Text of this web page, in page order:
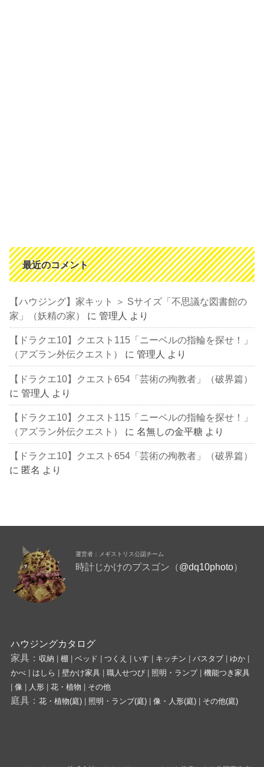
最近のコメント
【ハウジング】家キット ＞ Sサイズ「不思議な図書館の
家」（妖精の家）
に管理人 より
【ドラクエ10】クエスト115「ニーベルの指輪を探せ！」
（アズラン外伝クエスト）
に管理人 より
【ドラクエ10】クエスト654「芸術の殉教者」（破界篇）
に管理人 より
【ドラクエ10】クエスト115「ニーベルの指輪を探せ！」
（アズラン外伝クエスト）
に名無しの金平糖 より
【ドラクエ10】クエスト654「芸術の殉教者」（破界篇）
に 匿名 より
運営者：メギストリス公認チーム
時計じかけのプスゴン（@dq10photo）
ハウジングカタログ
家具： 収納 棚 ベッド つくえ いす キッチン バスタブ| ゆか|
かべ| はしら 壁かけ家具| 職人せつび| 照明・ランプ| 機能つき家具
像| 人形| 花・植物 その他
庭具： 花・植物(庭)| 照明・ランプ(庭)| 像・人形(庭) その他(庭)